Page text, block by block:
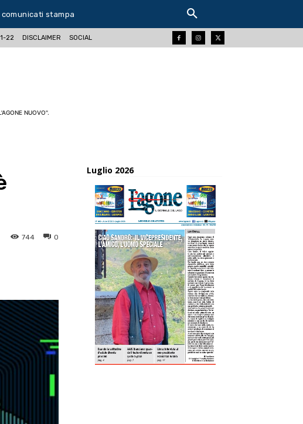
comunicati stampa
22 DISCLAIMER SOCIAL
NUOVO".
0
744
Tumblr Telegram
Luglio 2026